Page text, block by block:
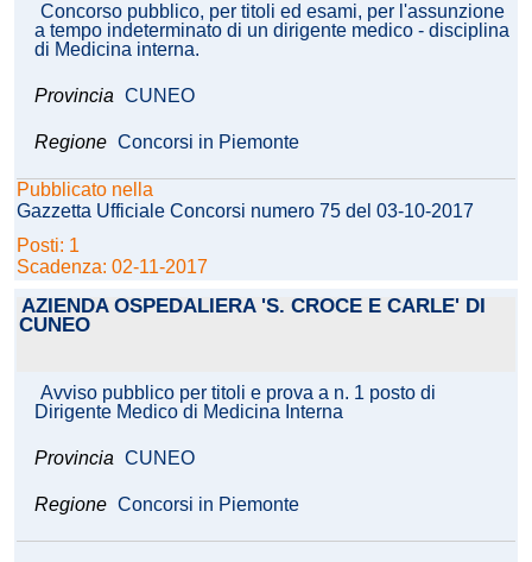
Concorso pubblico, per titoli ed esami, per l'assunzione
a tempo indeterminato di un dirigente medico - disciplina
di Medicina interna.
Provincia CUNEO
Regione Concorsi in Piemonte
Pubblicato nella
Gazzetta Ufficiale Concorsi numero 75 del 03-10-2017
Posti: 1
Scadenza: 02-11-2017
AZIENDA OSPEDALIERA 'S. CROCE E CARLE' DI
CUNEO
Avviso pubblico per titoli e prova a n. 1 posto di
Dirigente Medico di Medicina Interna
Provincia CUNEO
Regione Concorsi in Piemonte